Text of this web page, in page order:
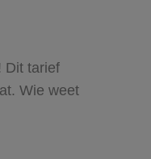
Dit tarief
Wie weet